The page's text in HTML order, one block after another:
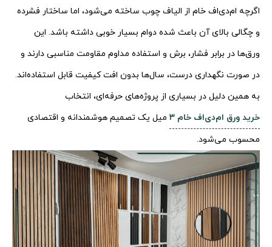
اگرچه ام‌دی‌اف خام از الیاف چوب ساخته می‌شود، اما ساختار فشرده
و چگالی بالای آن باعث شده دوام بسیار خوبی داشته باشد. این
ورق‌ها در برابر فشار، برش و استفاده مداوم مقاومت مناسبی دارند و
در صورت نگهداری درست، سال‌ها بدون افت کیفیت قابل استفاده‌اند.
به همین دلیل در بسیاری از پروژه‌های حرفه‌ای، انتخاب
خرید ورق ام‌دی‌اف خام ۳
میل یک تصمیم هوشمندانه و اقتصادی
محسوب می‌شود.